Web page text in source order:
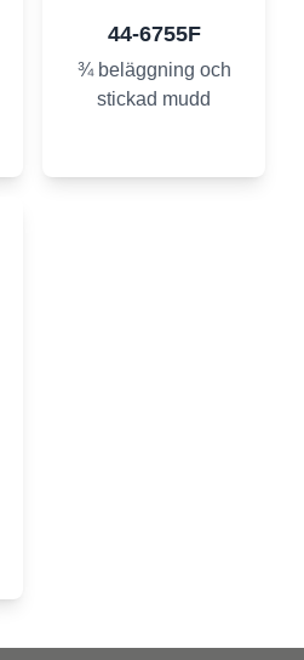
44-6755F
¾ beläggning och
stickad mudd